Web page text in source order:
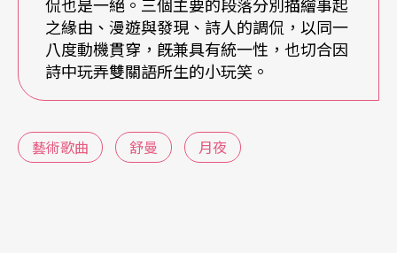
段落結構與和聲進行，或刻意背其道而行，使之如
同詼諧曲般以種種手法點明主旨，創出生動的
「眼」而活之，這一切都是形式的妙用。
（註）正格終止式：爲了強調調性中心以便音樂能
之緣由、漫遊與發現、詩人的調侃，以同一
八度動機貫穿，旣兼具有統一性，也切合因
詩中玩弄雙關語所生的小玩笑。
藝術歌曲 舒曼 月夜